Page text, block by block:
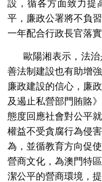
設，循各方面致力提
平，廉政公署將不負
一年配合行政長官落實
歐陽湘表示，法
善法制建設也有助增
廉政建設的信心，廉
及遏止私營部門賄賂
態度回應社會對公平
權益不受貪腐行為侵
為，並循教育方向促
營商文化，為澳門特
潔公平的營商環境，提